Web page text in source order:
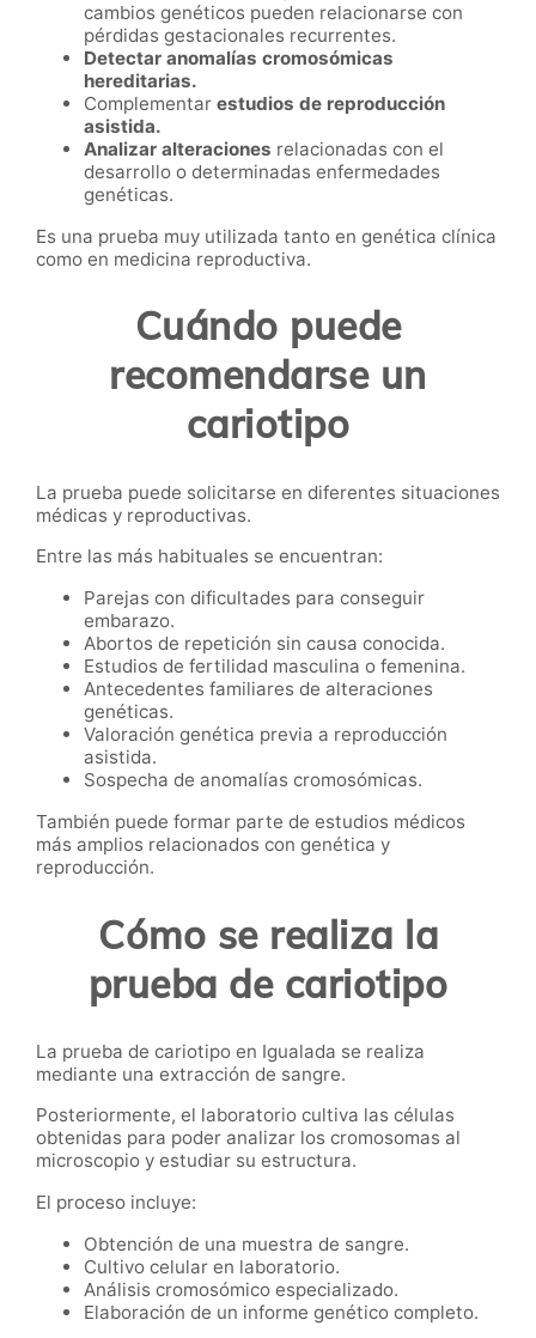
cambios genéticos pueden relacionarse con
pérdidas gestacionales recurrentes.
Detectar anomalías cromosómicas
hereditarias.
Complementar estudios de reproducción
asistida.
Analizar alteraciones relacionadas con el
desarrollo o determinadas enfermedades
genéticas.
Es una prueba muy utilizada tanto en genética clínica
como en medicina reproductiva.
Cuándo puede
recomendarse un
cariotipo
La prueba puede solicitarse en diferentes situaciones
médicas y reproductivas.
Entre las más habituales se encuentran:
Parejas con dificultades para conseguir
embarazo.
Abortos de repetición sin causa conocida.
Estudios de fertilidad masculina o femenina.
Antecedentes familiares de alteraciones
genéticas.
Valoración genética previa a reproducción
asistida.
Sospecha de anomalías cromosómicas.
También puede formar parte de estudios médicos
más amplios relacionados con genética y
reproducción.
Cómo se realiza la
prueba de cariotipo
La prueba de cariotipo en Igualada se realiza
mediante una extracción de sangre.
Posteriormente, el laboratorio cultiva las células
obtenidas para poder analizar los cromosomas al
microscopio y estudiar su estructura.
El proceso incluye:
Obtención de una muestra de sangre.
Cultivo celular en laboratorio.
Análisis cromosómico especializado.
Elaboración de un informe genético completo.